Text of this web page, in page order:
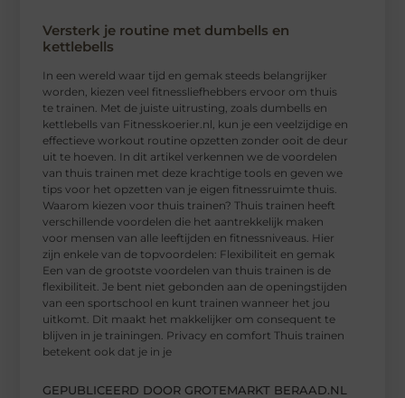
Versterk je routine met dumbells en
kettlebells
In een wereld waar tijd en gemak steeds belangrijker
worden, kiezen veel fitnessliefhebbers ervoor om thuis
te trainen. Met de juiste uitrusting, zoals dumbells en
kettlebells van Fitnesskoerier.nl, kun je een veelzijdige en
effectieve workout routine opzetten zonder ooit de deur
uit te hoeven. In dit artikel verkennen we de voordelen
van thuis trainen met deze krachtige tools en geven we
tips voor het opzetten van je eigen fitnessruimte thuis.
Waarom kiezen voor thuis trainen? Thuis trainen heeft
verschillende voordelen die het aantrekkelijk maken
voor mensen van alle leeftijden en fitnessniveaus. Hier
zijn enkele van de topvoordelen: Flexibiliteit en gemak
Een van de grootste voordelen van thuis trainen is de
flexibiliteit. Je bent niet gebonden aan de openingstijden
van een sportschool en kunt trainen wanneer het jou
uitkomt. Dit maakt het makkelijker om consequent te
blijven in je trainingen. Privacy en comfort Thuis trainen
betekent ook dat je in je
GEPUBLICEERD DOOR GROTEMARKT BERAAD.NL